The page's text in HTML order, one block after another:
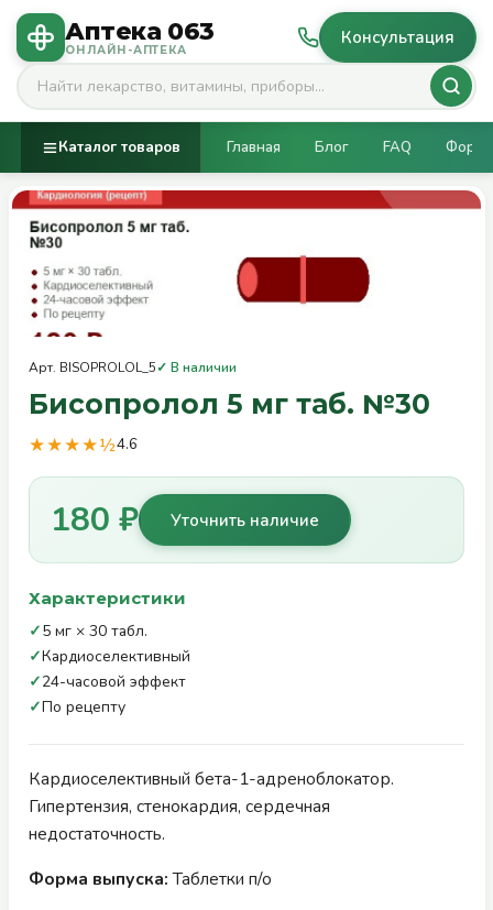
Аптека 063
ОНЛАЙН-АПТЕКА
Консультация
Каталог товаров Главная Блог FAQ Форум
РЕЦЕПТ
Арт. BISOPROLOL_5✓ В наличии
Бисопролол 5 мг таб. №30
★★★★½4.6
180 ₽ Уточнить наличие
Характеристики
✓5 мг × 30 табл.
✓Кардиоселективный
✓24-часовой эффект
✓По рецепту
Кардиоселективный бета-1-адреноблокатор.
Гипертензия, стенокардия, сердечная
недостаточность.
Форма выпуска:Таблетки п/о